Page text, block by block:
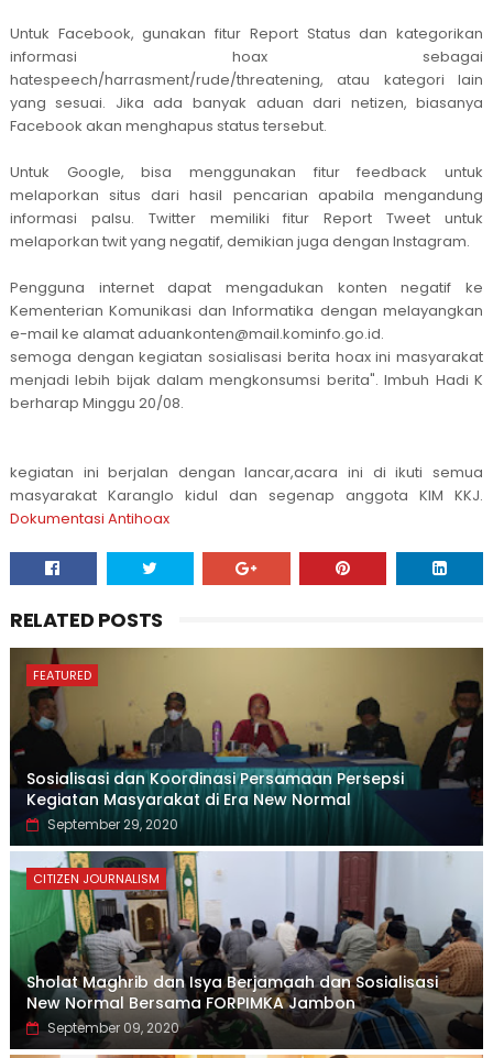
Untuk Facebook, gunakan fitur Report Status dan kategorikan
informasi hoax sebagai
hatespeech/harrasment/rude/threatening, atau kategori lain
yang sesuai. Jika ada banyak aduan dari netizen, biasanya
Facebook akan menghapus status tersebut.
Untuk Google, bisa menggunakan fitur feedback untuk
melaporkan situs dari hasil pencarian apabila mengandung
informasi palsu. Twitter memiliki fitur Report Tweet untuk
melaporkan twit yang negatif, demikian juga dengan Instagram.
Pengguna internet dapat mengadukan konten negatif ke
Kementerian Komunikasi dan Informatika dengan melayangkan
e-mail ke alamat aduankonten@mail.kominfo.go.id.
semoga dengan kegiatan sosialisasi berita hoax ini masyarakat
menjadi lebih bijak dalam mengkonsumsi berita". Imbuh Hadi K
berharap Minggu 20/08.
kegiatan ini berjalan dengan lancar,acara ini di ikuti semua
masyarakat Karanglo kidul dan segenap anggota KIM KKJ.
Dokumentasi Antihoax
RELATED POSTS
FEATURED
Sosialisasi dan Koordinasi Persamaan Persepsi
Kegiatan Masyarakat di Era New Normal
September 29, 2020
CITIZEN JOURNALISM
Sholat Maghrib dan Isya Berjamaah dan Sosialisasi
New Normal Bersama FORPIMKA Jambon
September 09, 2020